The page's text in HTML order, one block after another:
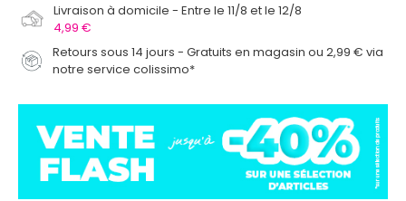
Livraison à domicile
Entre le 11/8 et le 12/8
4,99 €
Retours sous 14 jours - Gratuits en magasin ou 2,99 € via
notre service colissimo*